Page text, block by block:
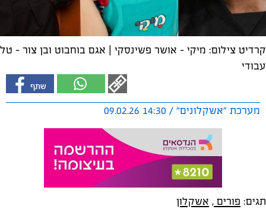
קרדיט צילום: מיקי - אושר פשינסקי | אגם בוחבוט ובן צור - טל
עבודי
מערכת "אשקלונים" / 14:30 09.02.26
תגים: פורים , אשקלון